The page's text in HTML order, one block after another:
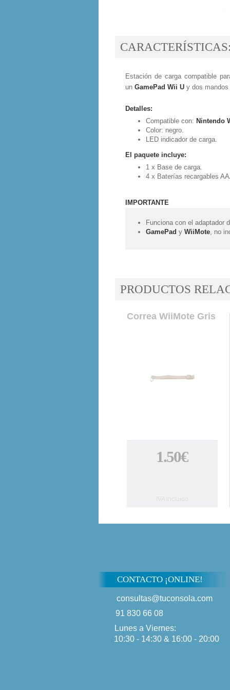
Estación de carga compatible
un GamePad Wii Uy dos mandos
Detalles:
Compatible con: Nintendo
Color: negro.
LED indicador de carga.
El paquete incluye:
1 x Base de carga.
4 x Baterías recargables
IMPORTANTE
Funciona con el adaptador
GamePad y WiiMote, no
PRODUCTOS
Correa WiiMote Gris
1.50€
CONTACTO ¡ONLINE!
consultas@tuconsola.com
91 830 66 08
Lunes a Viernes:
10:30 - 14:30 & 16:00 - 20:00